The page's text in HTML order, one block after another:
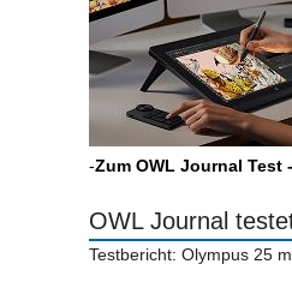
-Zum OWL Journal Test
OWL Journal
Testbericht: Olympus 25